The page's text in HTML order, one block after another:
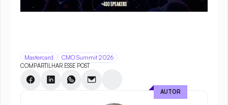
Mastercard CMO Summit 2026
COMPARTILHAR ESSE POST
AUTOR